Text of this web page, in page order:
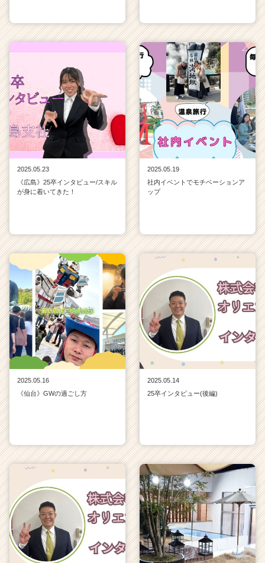
2025.05.23
《広島》25卒インタビュー/スキル
が身に着いてきた！
2025.05.19
社内イベントでモチベーションア
ップ
2025.05.16
《仙台》GWの過ごし方
2025.05.14
25卒インタビュー(後編)